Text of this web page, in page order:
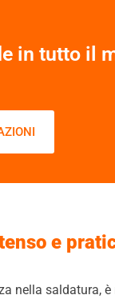
in tutto il
e
nella saldatura,